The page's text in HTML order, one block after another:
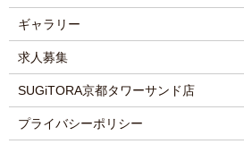
ギャラリー
求人募集
SUGiTORA京都タワーサンド店
プライバシーポリシー